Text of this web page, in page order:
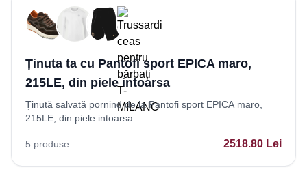
Ținuta ta cu Pantofi sport EPICA maro,
215LE, din piele intoarsa
Ținută salvată pornind de la Pantofi sport EPICA maro,
215LE, din piele intoarsa
5 produse 2518.80 Lei